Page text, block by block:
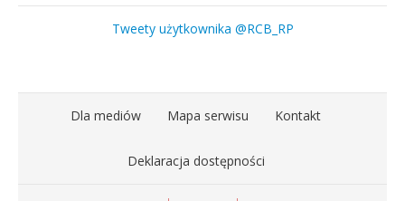
Tweety użytkownika @RCB_RP
Dla mediów Mapa serwisu Kontakt
Deklaracja dostępności